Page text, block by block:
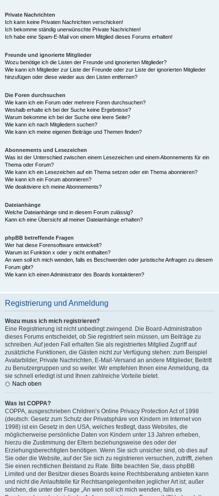
Private Nachrichten
Ich kann keine Privaten Nachrichten verschicken!
Ich bekomme ständig unerwünschte Private Nachrichten!
Ich habe eine Spam-E-Mail von einem Mitglied dieses Forums erhalten!
Freunde und ignorierte Mitglieder
Wozu benötige ich die Listen der Freunde und ignorierten Mitglieder?
Wie kann ich Mitglieder zur Liste der Freunde oder zur Liste der ignorierten Mitglieder
hinzufügen oder diese wieder aus den Listen entfernen?
Die Foren durchsuchen
Wie kann ich ein Forum oder mehrere Foren durchsuchen?
Weshalb erhalte ich bei der Suche keine Ergebnisse?
Warum bekomme ich bei der Suche eine leere Seite?
Wie kann ich nach Mitgliedern suchen?
Wie kann ich meine eigenen Beiträge und Themen finden?
Abonnements und Lesezeichen
Was ist der Unterschied zwischen einem Lesezeichen und einem Abonnements für ein
Thema oder Forum?
Wie kann ich ein Lesezeichen auf ein Thema setzen oder ein Thema abonnieren?
Wie kann ich ein Forum abonnieren?
Wie deaktiviere ich meine Abonnements?
Dateianhänge
Welche Dateianhänge sind in diesem Forum zulässig?
Kann ich eine Übersicht all meiner Dateianhänge erhalten?
phpBB betreffende Fragen
Wer hat diese Forensoftware entwickelt?
Warum ist Funktion x oder y nicht enthalten?
An wen soll ich mich wenden, falls es Beschwerden oder juristische Anfragen zu diesem
Forum gibt?
Wie kann ich einen Administrator des Boards kontaktieren?
Registrierung und Anmeldung
Wozu muss ich mich registrieren?
Eine Registrierung ist nicht unbedingt zwingend. Die Board-Administration
dieses Forums entscheidet, ob Sie registriert sein müssen, um Beiträge zu
schreiben. Auf jeden Fall erhalten Sie als registriertes Mitglied Zugriff auf
zusätzliche Funktionen, die Gästen nicht zur Verfügung stehen: zum Beispiel
Avatarbilder, Private Nachrichten, E-Mail-Versand an andere Mitglieder, Beitritt
zu Benutzergruppen und so weiter. Wir empfehlen Ihnen eine Anmeldung, da
sie schnell erledigt ist und Ihnen zahlreiche Vorteile bietet.
Nach oben
Was ist COPPA?
COPPA, ausgeschrieben Children’s Online Privacy Protection Act of 1998
(deutsch: Gesetz zum Schutz der Privatsphäre von Kindern im Internet von
1998) ist ein Gesetz in den USA, welches festlegt, dass Websites, die
möglicherweise persönliche Daten von Kindern unter 13 Jahren erheben,
hierzu die Zustimmung der Eltern beziehungsweise des oder der
Erziehungsberechtigten benötigen. Wenn Sie sich unsicher sind, ob dies auf
Sie oder die Website, auf der Sie sich zu registrieren versuchen, zutrifft, ziehen
Sie einen rechtlichen Beistand zu Rate. Bitte beachten Sie, dass phpBB
Limited und der Besitzer dieses Boards keine Rechtsberatung anbieten kann
und nicht die Anlaufstelle für Rechtsangelegenheiten jeglicher Art ist; außer
solchen, die unter der Frage „An wen soll ich mich wenden, falls es